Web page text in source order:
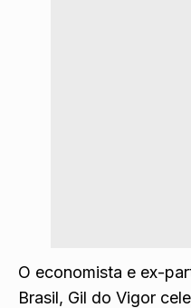
O economista e ex-
Brasil, Gil do Vigor